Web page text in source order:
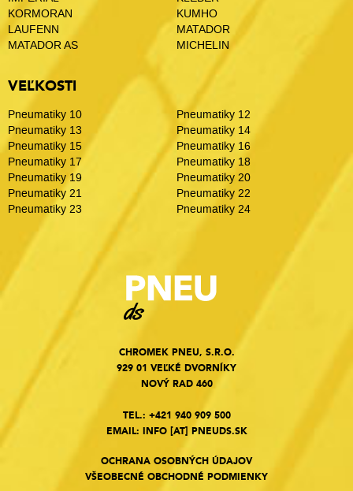
KORMORAN
KUMHO
LAUFENN
MATADOR
MATADOR AS
MICHELIN
VEĽKOSTI
Pneumatiky 10
Pneumatiky 12
Pneumatiky 13
Pneumatiky 14
Pneumatiky 15
Pneumatiky 16
Pneumatiky 17
Pneumatiky 18
Pneumatiky 19
Pneumatiky 20
Pneumatiky 21
Pneumatiky 22
Pneumatiky 23
Pneumatiky 24
CHROMEK PNEU, S.R.O.
929 01 VEĽKÉ DVORNÍKY
NOVÝ RAD 460
TEL.: +421 940 909 500
EMAIL: INFO[AT] PNEUDS.SK
OCHRANA OSOBNÝCH ÚDAJOV
VŠEOBECNÉ OBCHODNÉ PODMIENKY